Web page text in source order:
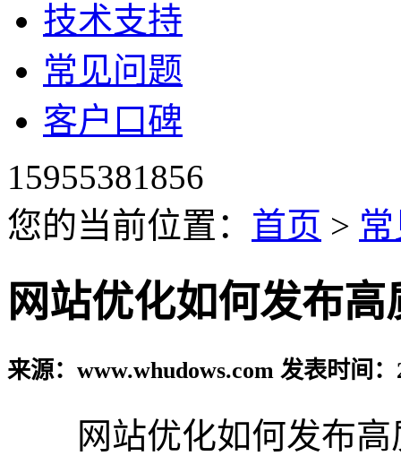
技术支持
常见问题
客户口碑
15955381856
您的当前位置： 首页 >
网站优化如何发布
来源：www.whudows.com 发表时间：
网站优化如何发布高